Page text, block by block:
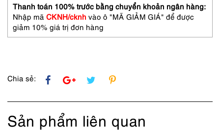
Thanh toán 100% trước bằng chuyển khoản ngân hàng:
Nhập mã CKNH/cknh vào ô "MÃ GIẢM GIÁ" để được
giảm 10% giá trị đơn hàng
Chia sẻ:
Sản phẩm liên quan